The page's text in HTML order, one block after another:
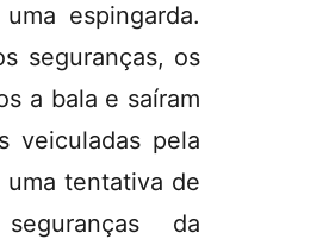
espingarda.
seguranças, os
a bala e saíram
veiculadas pela
tentativa de
da